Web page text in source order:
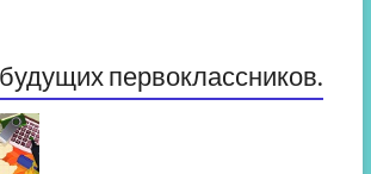
первоклассников.